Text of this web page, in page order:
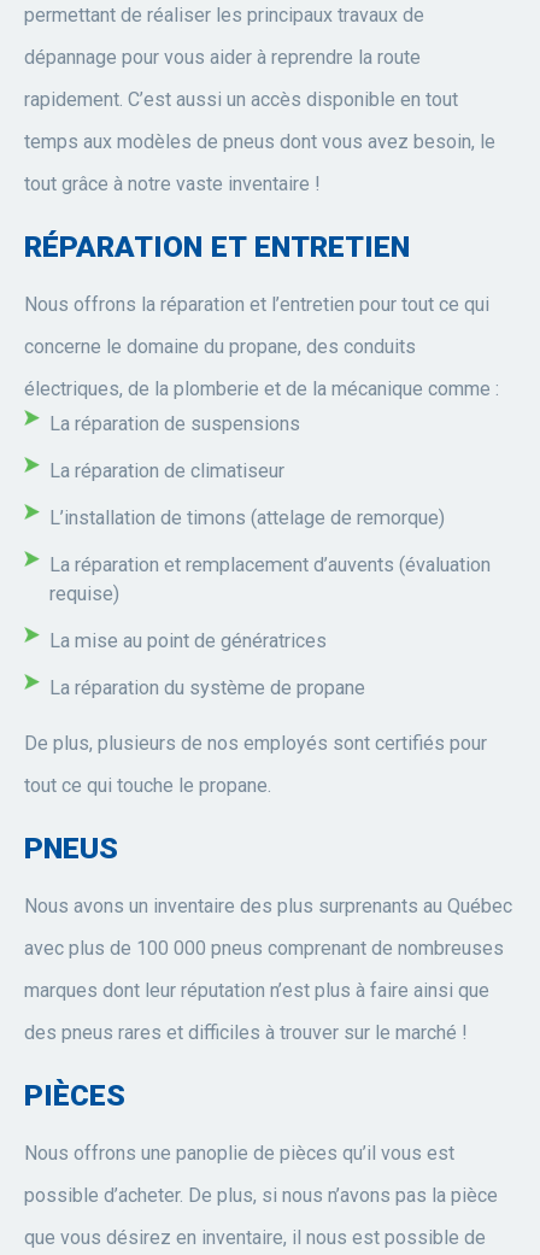
permettant de réaliser les principaux travaux de
dépannage pour vous aider à reprendre la route
rapidement. C’est aussi un accès disponible en tout
temps aux modèles de pneus dont vous avez besoin, le
tout grâce à notre vaste inventaire !
RÉPARATION ET ENTRETIEN
Nous offrons la réparation et l’entretien pour tout ce qui
concerne le domaine du propane, des conduits
électriques, de la plomberie et de la mécanique comme :
La réparation de suspensions
La réparation de climatiseur
L’installation de timons (attelage de remorque)
La réparation et remplacement d’auvents (évaluation
requise)
La mise au point de génératrices
La réparation du système de propane
De plus, plusieurs de nos employés sont certifiés pour
tout ce qui touche le propane.
PNEUS
Nous avons un inventaire des plus surprenants au Québec
avec plus de 100 000 pneus comprenant de nombreuses
marques dont leur réputation n’est plus à faire ainsi que
des pneus rares et difficiles à trouver sur le marché !
PIÈCES
Nous offrons une panoplie de pièces qu’il vous est
possible d’acheter. De plus, si nous n’avons pas la pièce
que vous désirez en inventaire, il nous est possible de